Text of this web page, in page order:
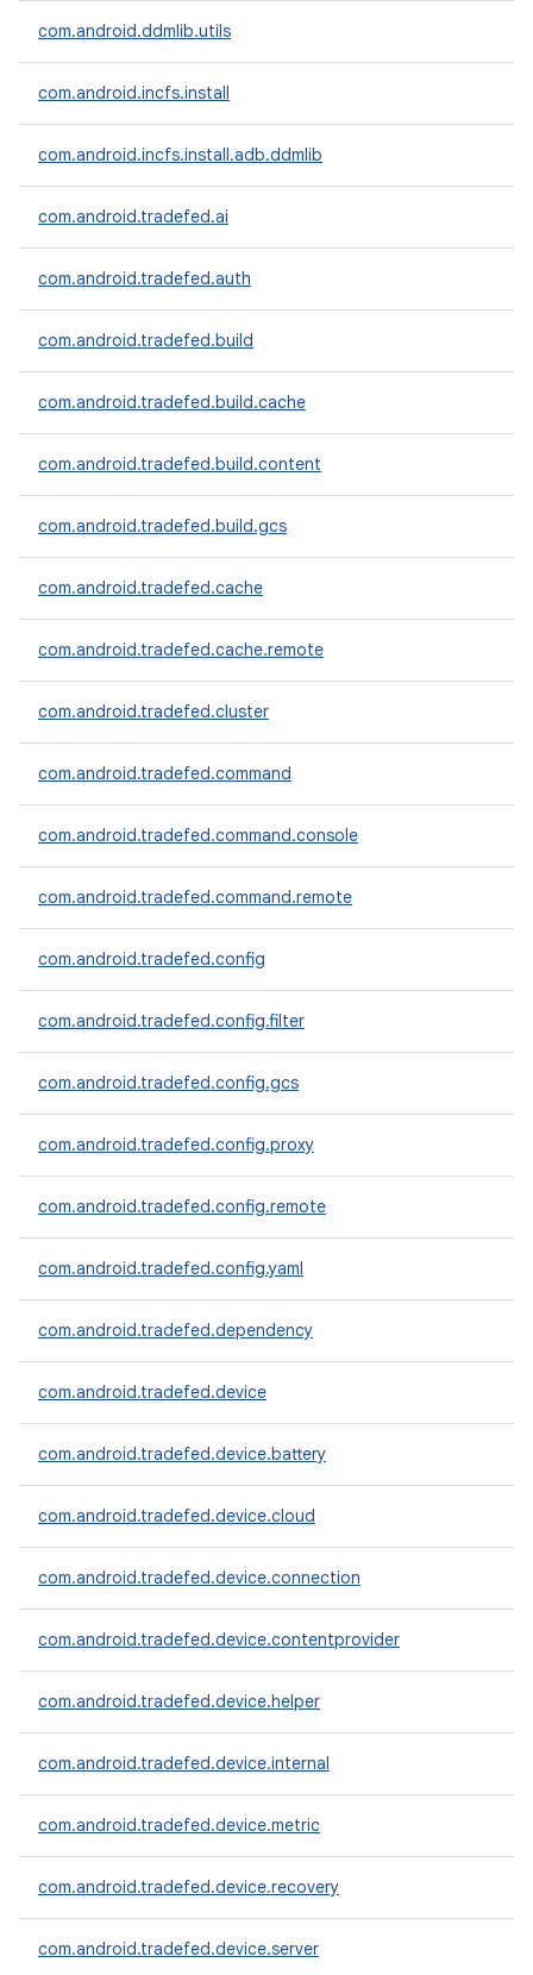
com.android.ddmlib.utils
com.android.incfs.install
com.android.incfs.install.adb.ddmlib
com.android.tradefed.ai
com.android.tradefed.auth
com.android.tradefed.build
com.android.tradefed.build.cache
com.android.tradefed.build.content
com.android.tradefed.build.gcs
com.android.tradefed.cache
com.android.tradefed.cache.remote
com.android.tradefed.cluster
com.android.tradefed.command
com.android.tradefed.command.console
com.android.tradefed.command.remote
com.android.tradefed.config
com.android.tradefed.config.filter
com.android.tradefed.config.gcs
com.android.tradefed.config.proxy
com.android.tradefed.config.remote
com.android.tradefed.config.yaml
com.android.tradefed.dependency
com.android.tradefed.device
com.android.tradefed.device.battery
com.android.tradefed.device.cloud
com.android.tradefed.device.connection
com.android.tradefed.device.contentprovider
com.android.tradefed.device.helper
com.android.tradefed.device.internal
com.android.tradefed.device.metric
com.android.tradefed.device.recovery
com.android.tradefed.device.server